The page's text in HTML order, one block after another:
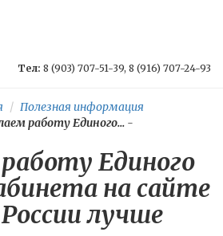
Тел: 8 (903) 707-51-39, 8 (916) 707-24-93
Полезная информация
работу Единого...-
Единого
на сайте
лучше